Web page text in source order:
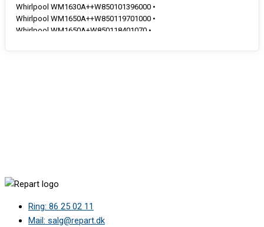
Whirlpool WM1630A++W850101396000 •
Whirlpool WM1650A++W850119701000 •
Whirlpool WM1650A+W850118401070 •
Whirlpool WM1675A+W850118496010 •
Whirlpool WM1875A+W850118896061 •
Whirlpool WV1644A+NFW854982601020 •
Whirlpool WV1644A+W854981601050 •
Ring: 86 25 02 11
Mail: salg@repart.dk